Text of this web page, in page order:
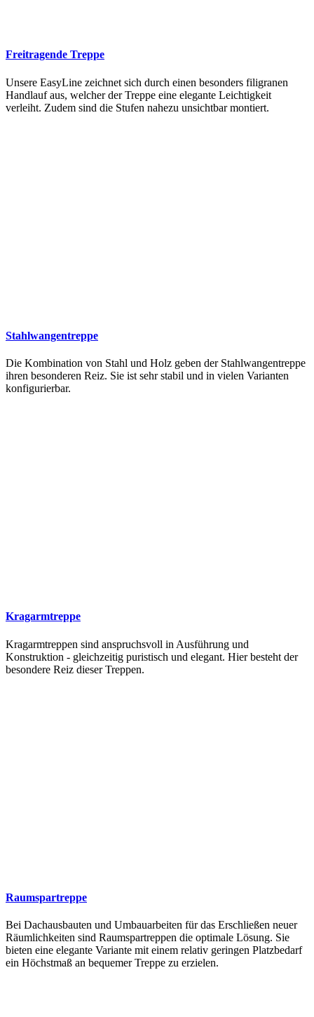
Freitragende Treppe
Unsere EasyLine zeichnet sich durch einen besonders filigranen
Handlauf aus, welcher der Treppe eine elegante Leichtigkeit
verleiht. Zudem sind die Stufen nahezu unsichtbar montiert.
Stahlwangentreppe
Die Kombination von Stahl und Holz geben der Stahlwangentreppe
ihren besonderen Reiz. Sie ist sehr stabil und in vielen Varianten
konfigurierbar.
Kragarmtreppe
Kragarmtreppen sind anspruchsvoll in Ausführung und
Konstruktion - gleichzeitig puristisch und elegant. Hier besteht der
besondere Reiz dieser Treppen.
Raumspartreppe
Bei Dachausbauten und Umbauarbeiten für das Erschließen neuer
Räumlichkeiten sind Raumspartreppen die optimale Lösung. Sie
bieten eine elegante Variante mit einem relativ geringen Platzbedarf
ein Höchstmaß an bequemer Treppe zu erzielen.